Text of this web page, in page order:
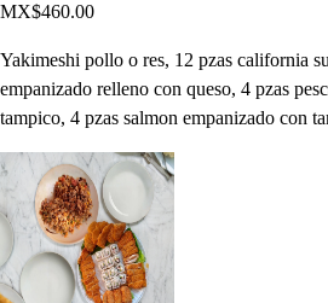
MX$460.00
Yakimeshi pollo o res, 12 pzas california
empanizado relleno con queso, 4 pzas
tampico, 4 pzas salmon empanizado con